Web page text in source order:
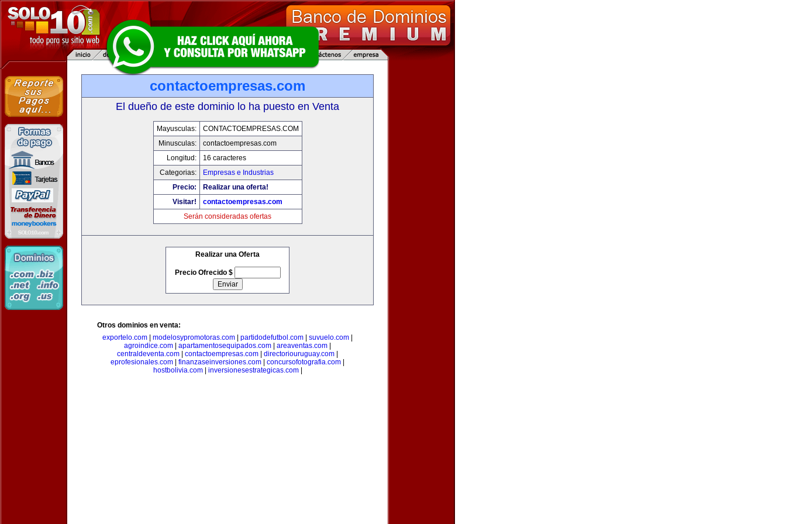
contactoempresas.com
El dueño de este dominio lo ha puesto en Venta
Mayusculas:
CONTACTOEMPRESAS.COM
Minusculas:
contactoempresas.com
Longitud:
16 caracteres
Categorias:
Empresas e Industrias
Precio:
Realizar una oferta!
Visitar!
contactoempresas.com
Serán consideradas ofertas
Realizar una Oferta
Precio Ofrecido $
Otros dominios en venta:
exportelo.com
modelosypromotoras.com partidodefutbol.com suvuelo.com
agroindice.com
apartamentosequipados.com areaventas.com
centraldeventa.com
contactoempresas.com directoriouruguay.com
eprofesionales.com
finanzaseinversiones.com concursofotografia.com
hostbolivia.com| inversionesestrategicas.com|